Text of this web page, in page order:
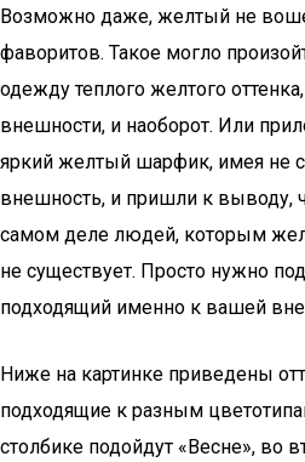
Возможно даже, желтый не
фаворитов. Такое могло
одежду теплого желтого
внешности, и наоборот. Или
яркий желтый шарфик, имея не
внешность, и пришли к выводу,
самом деле людей, которым
не существует. Просто нужно
подходящий именно к вашей
Ниже на картинке приведены
подходящие к разным
столбике подойдут «Весне», во